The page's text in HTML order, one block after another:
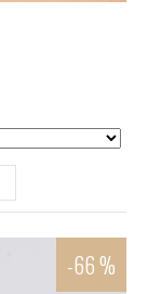
-66 %